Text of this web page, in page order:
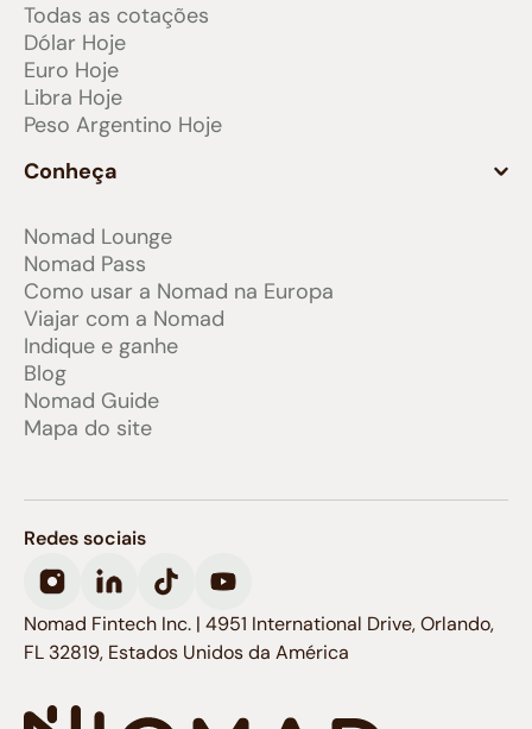
Todas as cotações
Dólar Hoje
Euro Hoje
Libra Hoje
Peso Argentino Hoje
Conheça
Nomad Lounge
Nomad Pass
Como usar a Nomad na Europa
Viajar com a Nomad
Indique e ganhe
Blog
Nomad Guide
Mapa do site
Redes sociais
Nomad Fintech Inc. | 4951 International Drive, Orlando,
FL 32819, Estados Unidos da América